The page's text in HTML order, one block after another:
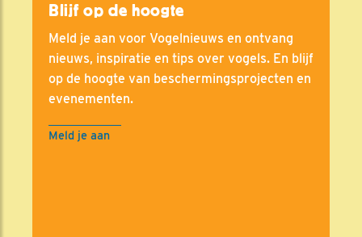
Blijf op de hoogte
Meld je aan voor Vogelnieuws en ontvang
nieuws, inspiratie en tips over vogels. En blijf
op de hoogte van beschermingsprojecten en
evenementen.
Meld je aan